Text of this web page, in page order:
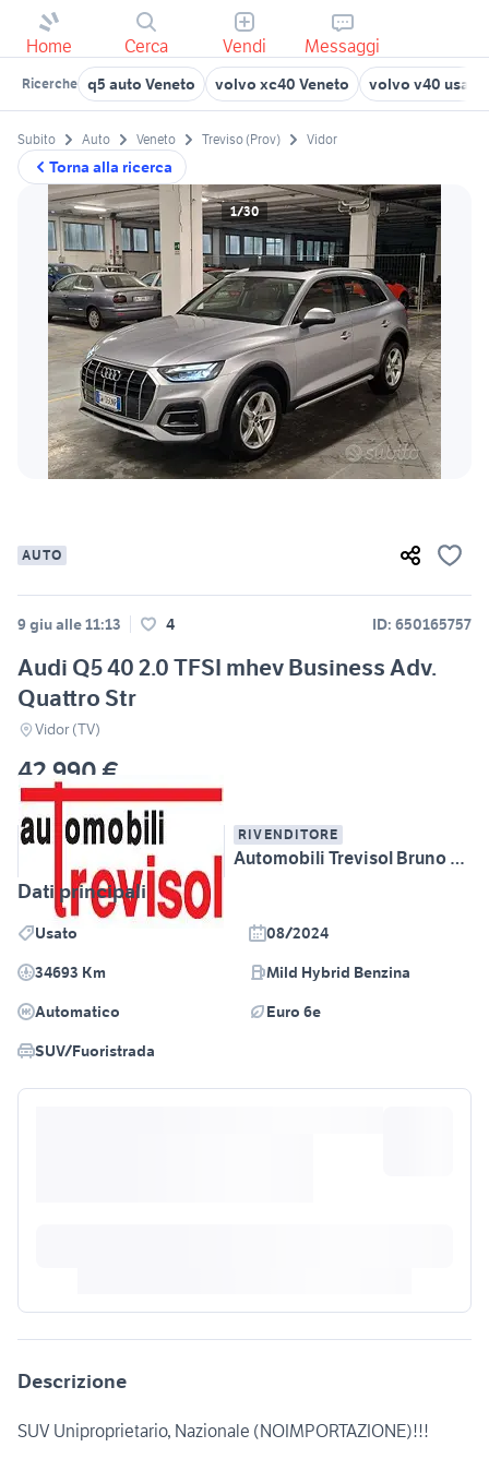
Home Cerca Vendi Messaggi
Ricerche q5 auto Veneto volvo xc40 Veneto volvo v40 usata
Torna alla ricerca
Subito Auto Veneto Treviso (Prov) Vidor
1/30
AUTO
9 giu alle 11:13 4 ID: 650165757
Audi Q5 40 2.0 TFSI mhev Business Adv.
Quattro Str
Vidor (TV)
42.990 €
RIVENDITORE
Automobili Trevisol Bruno & C. snc
Dati principali
Usato
08/2024
34693 Km
Mild Hybrid Benzina
Automatico
Euro 6e
SUV/Fuoristrada
Descrizione
SUV Uniproprietario, Nazionale (NOIMPORTAZIONE)!!!